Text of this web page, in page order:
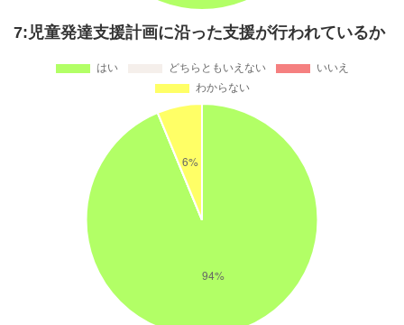
7:児童発達支援計画に沿った支援が行われているか